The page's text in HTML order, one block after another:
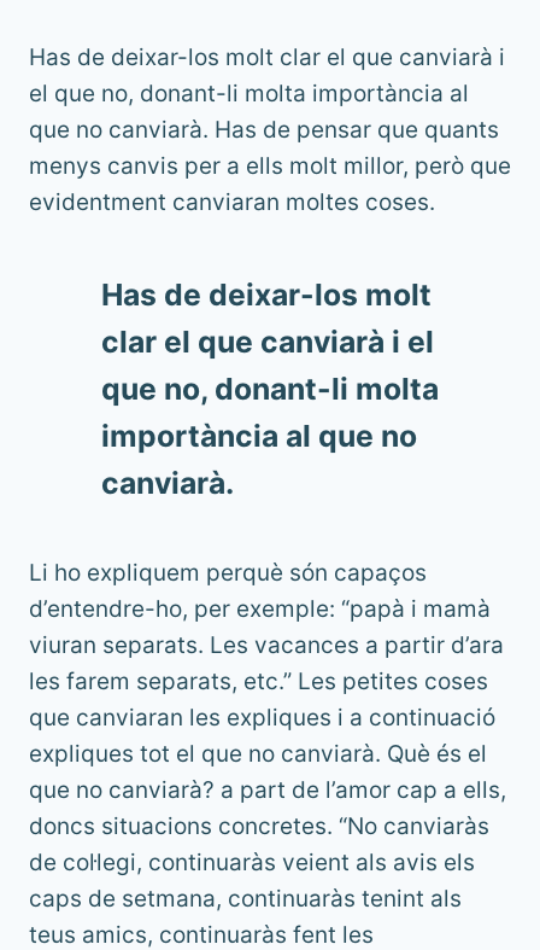
Has de deixar-los molt clar el que canviarà i
el que no, donant-li molta importància al
que no canviarà. Has de pensar que quants
menys canvis per a ells molt millor, però que
evidentment canviaran moltes coses.
Has de deixar-los molt
clar el que canviarà i el
que no, donant-li molta
importància al que no
canviarà.
Li ho expliquem perquè són capaços
d’entendre-ho, per exemple: “papà i mamà
viuran separats. Les vacances a partir d’ara
les farem separats, etc.” Les petites coses
que canviaran les expliques i a continuació
expliques tot el que no canviarà. Què és el
que no canviarà? a part de l’amor cap a ells,
doncs situacions concretes. “No canviaràs
de col·legi, continuaràs veient als avis els
caps de setmana, continuaràs tenint als
teus amics, continuaràs fent les